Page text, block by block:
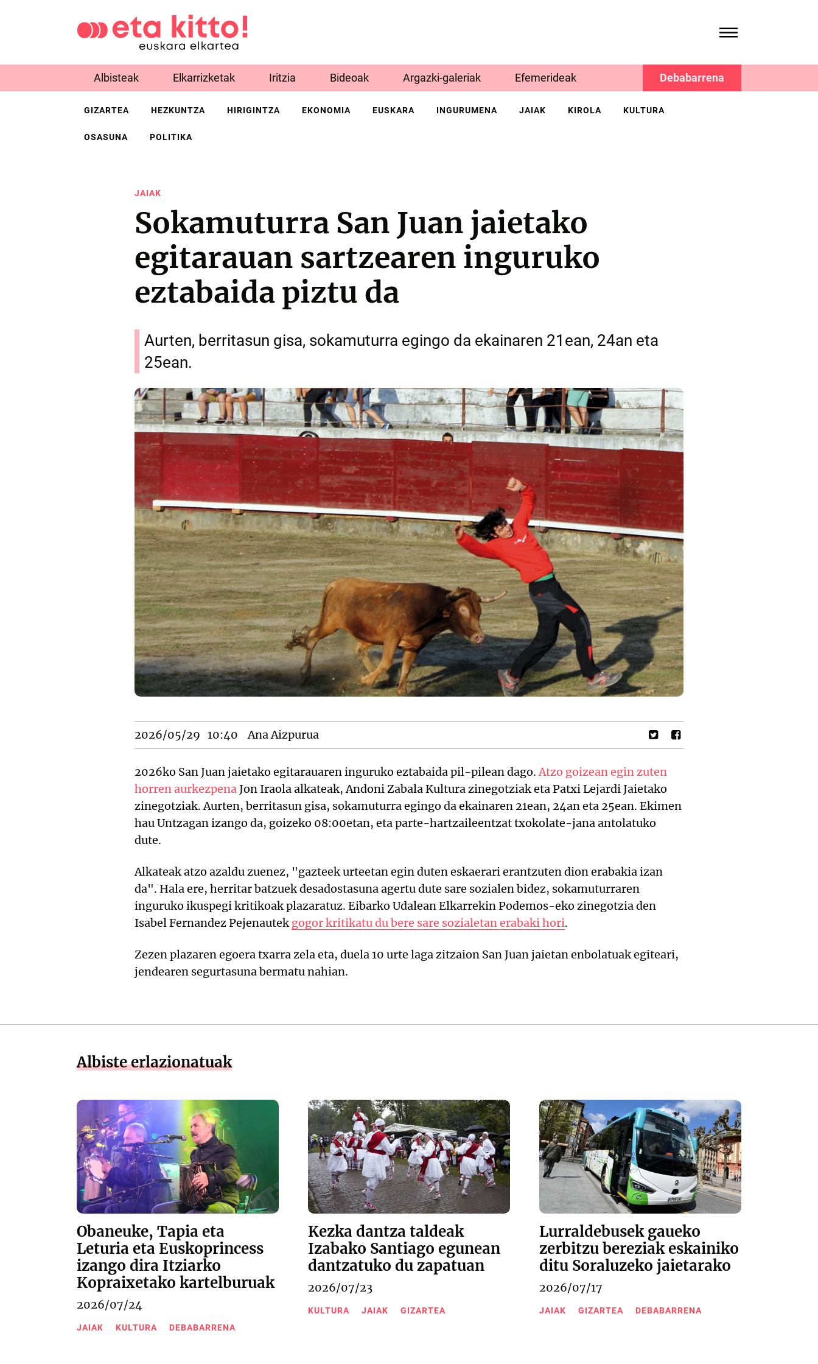
Albisteak Elkarrizketak Iritzia Bideoak Argazki-galeriak Efemerideak Debabarrena
GIZARTEA HEZKUNTZA HIRIGINTZA EKONOMIA EUSKARA INGURUMENA JAIAK KIROLA KULTURA
OSASUNA POLITIKA
JAIAK
Sokamuturra San Juan jaietako
egitarauan sartzearen inguruko
eztabaida piztu da
Aurten, berritasun gisa, sokamuturra egingo da ekainaren 21ean, 24an eta
25ean.
2026/05/29 10:40 Ana Aizpurua
2026ko San Juan jaietako egitarauaren inguruko eztabaida pil-pilean dago.Atzo goizean egin zuten
horren aurkezpenaJon Iraola alkateak, Andoni Zabala Kultura zinegotziak eta Patxi Lejardi Jaietako
zinegotziak. Aurten, berritasun gisa, sokamuturra egingo da ekainaren 21ean, 24an eta 25ean. Ekimen
hau Untzagan izango da, goizeko 08:00etan, eta parte-hartzaileentzat txokolate-jana antolatuko
dute.
Alkateak atzo azaldu zuenez, "gazteek urteetan egin duten eskaerari erantzuten dion erabakia izan
da". Hala ere, herritar batzuek desadostasuna agertu dute sare sozialen bidez, sokamuturraren
inguruko ikuspegi kritikoak plazaratuz. Eibarko Udalean Elkarrekin Podemos-eko zinegotzia den
Isabel Fernandez Pejenautekgogor kritikatu du bere sare sozialetan erabaki hori.
Zezen plazaren egoera txarra zela eta, duela 10 urte laga zitzaion San Juan jaietan enbolatuak egiteari,
jendearen segurtasuna bermatu nahian.
Albiste erlazionatuak
Obaneuke, Tapia eta
Leturia eta Euskoprincess
izango dira Itziarko
Kopraixetako kartelburuak
2026/07/24
JAIAK KULTURA DEBABARRENA
Kezka dantza taldeak
Izabako Santiago egunean
dantzatuko du zapatuan
2026/07/23
KULTURA JAIAK GIZARTEA
Lurraldebusek gaueko
zerbitzu bereziak eskainiko
ditu Soraluzeko jaietarako
2026/07/17
JAIAK GIZARTEA DEBABARRENA